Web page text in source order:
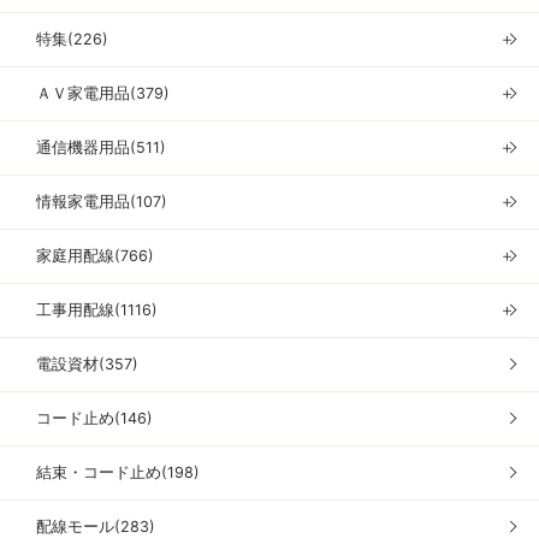
特集(226) ＋
ＡＶ家電用品(379) ＋
通信機器用品(511) ＋
情報家電用品(107) ＋
家庭用配線(766) ＋
工事用配線(1116) ＋
電設資材(357)
コード止め(146)
結束・コード止め(198)
配線モール(283)